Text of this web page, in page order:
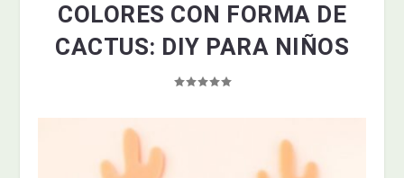
COLORES CON FORMA DE
CACTUS: DIY PARA NIÑOS